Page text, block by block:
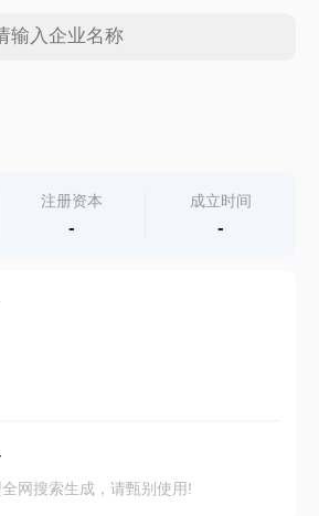
注册资本
-
成立时间
-
网搜索生成，请甄别使用!